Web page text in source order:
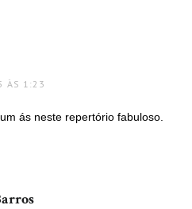
ÀS 1:23
ás neste repertório fabuloso.